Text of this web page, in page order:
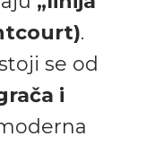
.
se od
i